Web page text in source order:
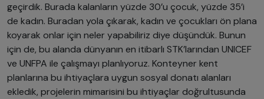
geçirdik. Burada kalanların yüzde 30’u çocuk, yüzde 35’i
de kadın. Buradan yola çıkarak, kadın ve çocukları ön plana
koyarak onlar için neler yapabiliriz diye düşündük. Bunun
için de, bu alanda dünyanın en itibarlı STK’larından UNICEF
ve UNFPA ile çalışmayı planlıyoruz. Konteyner kent
planlarına bu ihtiyaçlara uygun sosyal donatı alanları
ekledik, projelerin mimarisini bu ihtiyaçlar doğrultusunda